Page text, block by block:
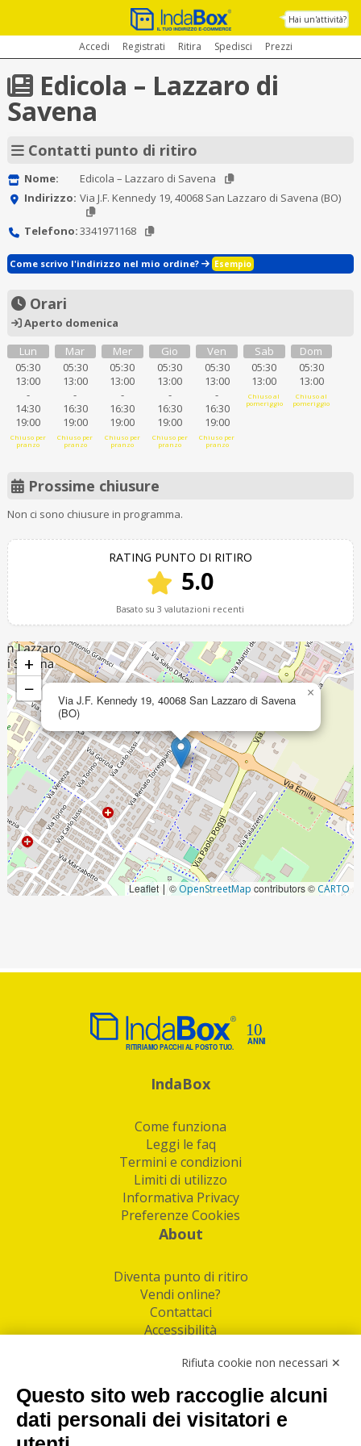
Hai un'attività?
Accedi Registrati Ritira Spedisci Prezzi
Edicola – Lazzaro di
Savena
Contatti punto di ritiro
Nome:
Edicola – Lazzaro di Savena
Indirizzo: Via J.F. Kennedy 19, 40068 San Lazzaro di Savena (BO)
Telefono:3341971168
Come scrivo l'indirizzo nel mio ordine? Esempio
Orari
Aperto domenica
Lun
05:30
13:00
-
14:30
19:00
Chiuso per
pranzo
Mar
05:30
13:00
-
16:30
19:00
Chiuso per
pranzo
Mer
05:30
13:00
-
16:30
19:00
Chiuso per
pranzo
Gio
05:30
13:00
-
16:30
19:00
Chiuso per
pranzo
Ven
05:30
13:00
-
16:30
19:00
Chiuso per
pranzo
Sab
05:30
13:00
Chiuso al
pomeriggio
Dom
05:30
13:00
Chiuso al
pomeriggio
Prossime chiusure
Non ci sono chiusure in programma.
RATING PUNTO DI RITIRO
5.0
Basato su 3 valutazioni recenti
Via J.F. Kennedy 19, 40068 San Lazzaro di Savena
(BO)
×
+
−
Leaflet | ©OpenStreetMap contributors © CARTO
IndaBox
Come funziona
Leggi le faq
Termini e condizioni
Limiti di utilizzo
Informativa Privacy
Preferenze Cookies
About
Diventa punto di ritiro
Vendi online?
Contattaci
Accessibilità
Facebook
Linkedin
Rifiuta cookie non necessari ✕
Questo sito web raccoglie alcuni
dati personali dei visitatori e